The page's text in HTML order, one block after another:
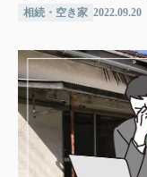
相続・空き家 2022.09.20